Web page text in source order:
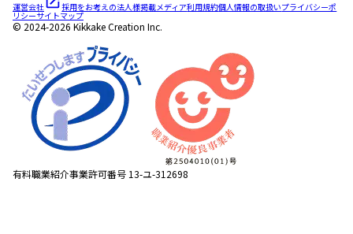
運営会社 採用をお考えの法人様掲載メディア利用規約個人情報の取扱いプライバシーポ
リシーサイトマップ
© 2024-2026 Kikkake Creation Inc.
有料職業紹介事業許可番号 13-ユ-312698